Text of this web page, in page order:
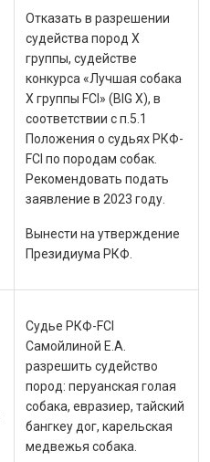
Отказать в разрешении
судейства пород X
группы, судействе
конкурса «Лучшая собака
X группы FCI» (BIG X), в
соответствии с п.5.1
Положения о судьях РКФ-
FCI по породам собак.
Рекомендовать подать
заявление в 2023 году.
Вынести на утверждение
Президиума РКФ.
Судье РКФ-FCI
Самойлиной Е.А.
разрешить судейство
пород: перуанская голая
собака, евразиер, тайский
бангкеу дог, карельская
медвежья собака.